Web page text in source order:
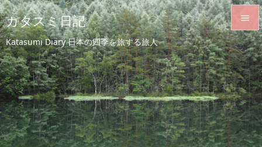
カタスミ日記
Katasumi Diary 日本の四季を旅する旅人


メニュ

サイド

前へ
